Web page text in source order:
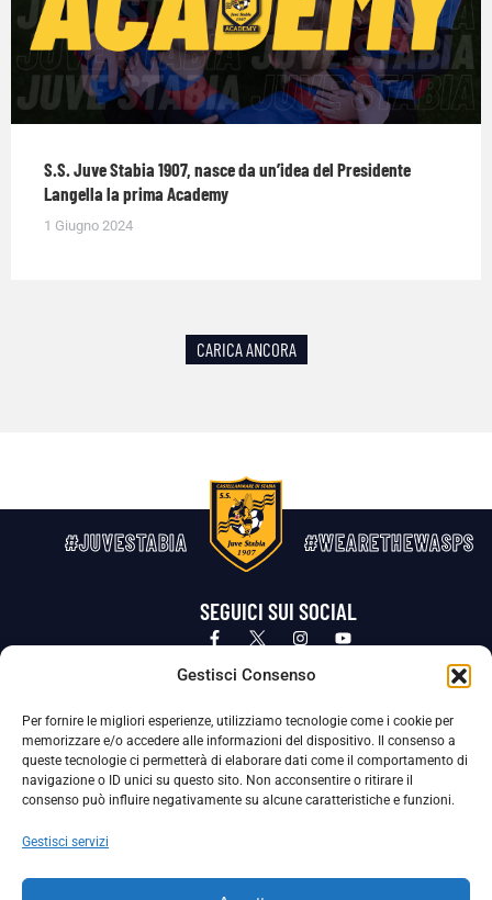
Gestisci Consenso
Per fornire le migliori esperienze, utilizziamo tecnologie come i cookie per
memorizzare e/o accedere alle informazioni del dispositivo. Il consenso a
queste tecnologie ci permetterà di elaborare dati come il comportamento di
navigazione o ID unici su questo sito. Non acconsentire o ritirare il
consenso può influire negativamente su alcune caratteristiche e funzioni.
Gestisci servizi
S.S. Juve Stabia 1907, nasce da un’idea del Presidente
Langella la prima Academy
1 Giugno 2024
CARICA ANCORA
#JUVESTABIA #WEARETHEWASPS
SEGUICI SUI SOCIAL
Privacy Policy Cookie Policy
La Società ha nominato il Responsabile della Protezione dei Dati Personali (DPO), figura specializzata che vigila sulle modalità
adottate dalla nostra Società per tutelare i Suoi dati personali.
Per contattare il DPO può scrivere a